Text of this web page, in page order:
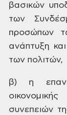
βασικών
των
προσώπων
ανάπτυξη
των πολιτών,
β) η
συνεπειών